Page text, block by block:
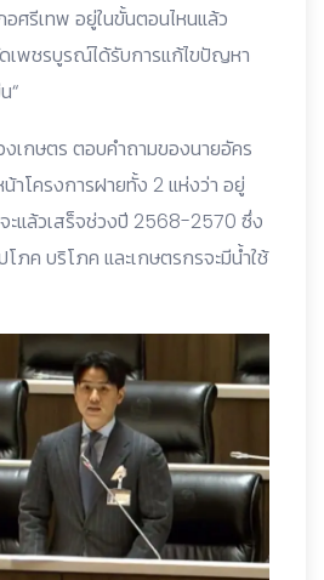
อศรีเทพ อยู่ในขั้นตอนไหนแล้ว
เพชรบูรณ์ได้รับการแก้ไขปัญหา
“
เกษตร ตอบคำถามของนายอัคร
าโครงการฝายทั้ง 2 แห่งว่า อยู่
จะแล้วเสร็จช่วงปี 2568-2570 ซึ่ง
โภค บริโภค และเกษตรกรจะมีน้ำใช้